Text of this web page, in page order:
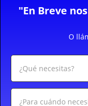
"En Breve
O